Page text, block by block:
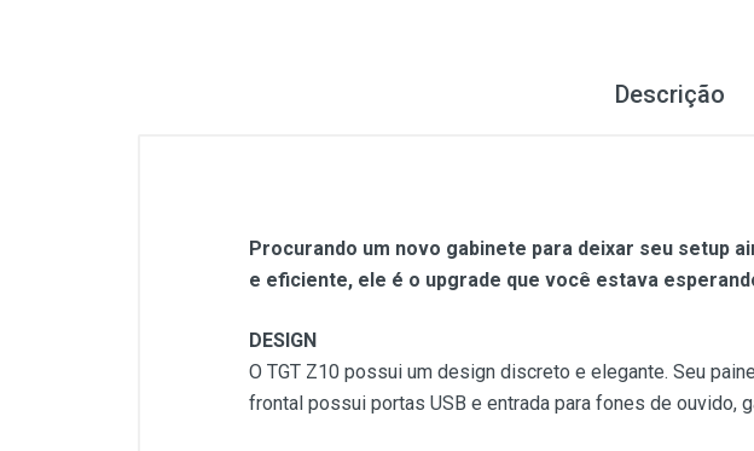
Descrição
Procurando um novo gabinete para deixar seu setup
e eficiente, ele é o upgrade que você estava
DESIGN
O TGT Z10 possui um design discreto e elegante. Seu
frontal possui portas USB e entrada para fones de ouvido,